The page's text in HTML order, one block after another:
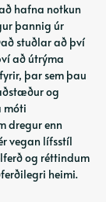
hafna notkun
þannig úr
stuðlar að því
að útrýma
þar sem þau
og
móti
dregur enn
vegan lífsstíl
og réttindum
heimi.